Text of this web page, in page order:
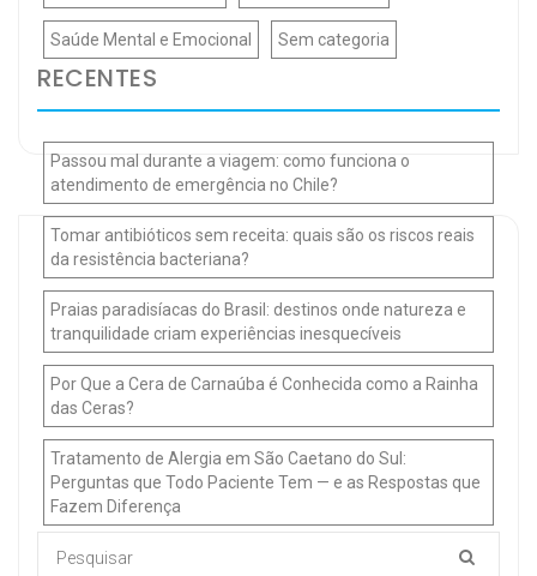
Saúde Mental e Emocional Sem categoria
RECENTES
Passou mal durante a viagem: como funciona o
atendimento de emergência no Chile?
Tomar antibióticos sem receita: quais são os riscos reais
da resistência bacteriana?
Praias paradisíacas do Brasil: destinos onde natureza e
tranquilidade criam experiências inesquecíveis
Por Que a Cera de Carnaúba é Conhecida como a Rainha
das Ceras?
Tratamento de Alergia em São Caetano do Sul:
Perguntas que Todo Paciente Tem — e as Respostas que
Fazem Diferença